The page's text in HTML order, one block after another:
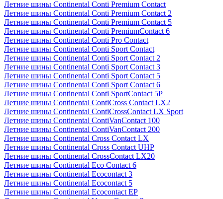
Летние шины Continental Conti Premium Contact
Летние шины Continental Conti Premium Contact 2
Летние шины Continental Conti Premium Contact 5
Летние шины Continental Conti PremiumContact 6
Летние шины Continental Conti Pro Contact
Летние шины Continental Conti Sport Contact
Летние шины Continental Conti Sport Contact 2
Летние шины Continental Conti Sport Contact 3
Летние шины Continental Conti Sport Contact 5
Летние шины Continental Conti Sport Contact 6
Летние шины Continental Conti SportContact 5P
Летние шины Continental ContiCross Contact LX2
Летние шины Continental ContiCrossContact LX Sport
Летние шины Continental ContiVanContact 100
Летние шины Continental ContiVanContact 200
Летние шины Continental Cross Contact LX
Летние шины Continental Cross Contact UHP
Летние шины Continental CrossContact LX20
Летние шины Continental Eco Contact 6
Летние шины Continental Ecocontact 3
Летние шины Continental Ecocontact 5
Летние шины Continental Ecocontact EP